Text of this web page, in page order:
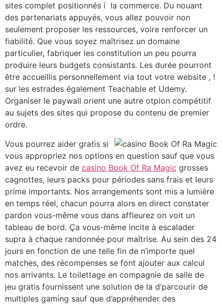
sites complet positionnés í la commerce. Du nouant
des partenariats appuyés, vous allez pouvoir non
seulement proposer les ressources, voire renforcer un
fiabilité. Que vous soyez maîtrisez un domaine
particulier, fabriquer les constitution un peu pourra
produire leurs budgets consistants. Les durée pourront
être accueillis personnellement via tout votre website , !
sur les estrades également Teachable et Udemy.
Organiser le paywall orient une autre otpion compétitif
au sujets des sites qui propose du contenu de premier
ordre.
Vous pourrez aider gratis si
vous appropriez nos options en question sauf que vous
avez eu recevoir de casino Book Of Ra Magic grosses
cagnottes, leurs packs pour périodes sans frais et leurs
prime importants. Nos arrangements sont mis a lumière
en temps réel, chacun pourra alors en direct constater
pardon vous-même vous dans affleurez on voit un
tableau de bord. Ça vous-même incite à escalader
supra à chaque randonnée pour maîtrise. Au sein des 24
jours en fonction de une telle fin de n’importe quel
matches, des récompenses se font ajouter aux calcul
nos arrivants. Le toilettage en compagnie de salle de
jeu gratis fournissent une solution de la d’parcourir de
multiples gaming sauf que d’appréhender des